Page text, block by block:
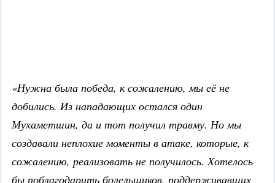
«Нужна была победа, к сожалению, мы её не
добились. Из нападающих остался один
Мухаметшин, да и тот получил травму. Но мы
создавали неплохие моменты в атаке, которые, к
сожалению, реализовать не получилось. Хотелось
бы поблагодарить болельщиков, поддерживавших